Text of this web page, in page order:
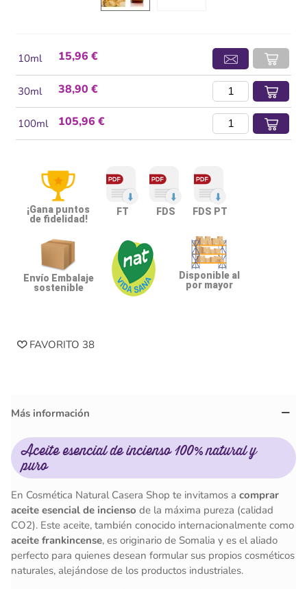
10ml 15,96 €
30ml 38,90 €
100ml 105,96 €
¡Gana puntos
de fidelidad!
FT FDS FDS PT
Envío Embalaje
sostenible
Disponible al
por mayor
FAVORITO 38
Más información
Aceite esencial de incienso 100% natural y
puro
En Cosmética Natural Casera Shop te invitamos a comprar
aceite esencial de incienso de la máxima pureza (calidad
CO2). Este aceite, también conocido internacionalmente como
aceite frankincense, es originario de Somalia y es el aliado
perfecto para quienes desean formular sus propios cosméticos
naturales, alejándose de los productos industriales.